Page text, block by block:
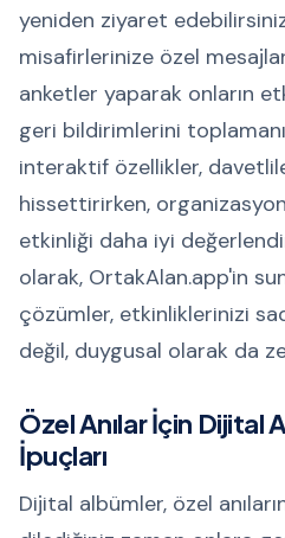
yeniden ziyaret
misafirlerinize özel
anketler yaparak onların
geri bildirimlerini
interaktif özellikler,
hissettirirken,
etkinliği daha iyi
olarak, OrtakAlan.app'in
çözümler, etkinliklerinizi
değil, duygusal olarak da
Özel Anılar İçin Dijital
İpuçları
Dijital albümler, özel